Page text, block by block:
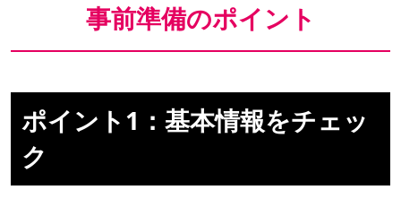
事前準備のポイント
ポイント1：基本情報をチェッ
ク